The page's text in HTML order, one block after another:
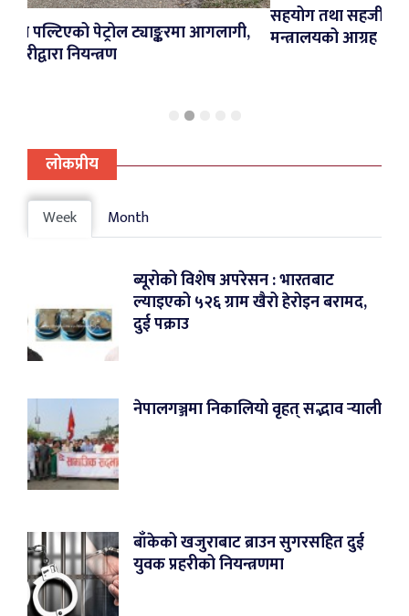
आगलागी,
सहयोग तथा सहजीकरणका लागि स्थानीय
मन्त्रालयको आग्रह
लोकप्रीय
Week Month
ब्यूरोको विशेष अपरेसन : भारतबाट
ल्याइएको ५२६ ग्राम खैरो हेरोइन बरामद,
दुई पक्राउ
नेपालगञ्जमा निकालियो वृहत् सद्भाव र्‍याली
बाँकेको खजुराबाट ब्राउन सुगरसहित दुई
युवक प्रहरीको नियन्त्रणमा